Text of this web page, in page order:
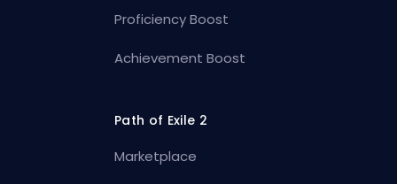
Proficiency Boost
Achievement Boost
Path of Exile 2
Marketplace